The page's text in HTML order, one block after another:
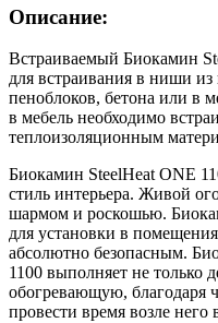
Описание:
Встраиваемый Биокамин
для встраивания в ниши
пеноблоков, бетона или в
в мебель необходимо
теплоизоляционным
Биокамин SteelHeat ONE
стиль интерьера. Живой
шармом и роскошью.
для установки в
абсолютно безопасным.
1100 выполняет не только
обогревающую, благодаря
провести время возле